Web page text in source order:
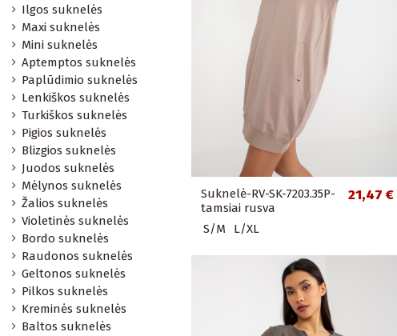
Suknelė-RV-SK-7203.35P-
tamsiai rusva
21,47 €
S/M L/XL
Ilgos suknelės
Maxi suknelės
Mini suknelės
Aptemptos suknelės
Paplūdimio suknelės
Lenkiškos suknelės
Turkiškos suknelės
Pigios suknelės
Blizgios suknelės
Juodos suknelės
Mėlynos suknelės
Žalios suknelės
Violetinės suknelės
Bordo suknelės
Raudonos suknelės
Geltonos suknelės
Pilkos suknelės
Kreminės suknelės
Baltos suknelės